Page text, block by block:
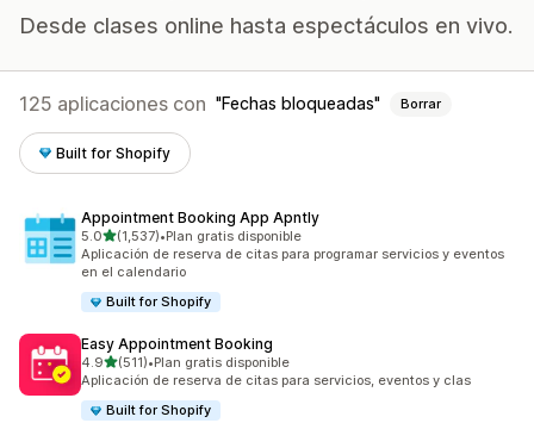
Desde clases online hasta espectáculos en vivo.
125 aplicaciones con Fechas bloqueadas Borrar
Built for Shopify
Appointment Booking App Apntly
5.0de 5 estrellas
(1,537)
1537 reseñas en total
•Plan gratis disponible
Aplicación de reserva de citas para programar servicios y eventos
en el calendario
Built for Shopify
Easy Appointment Booking
4.9de 5 estrellas
(511)
511 reseñas en total
•Plan gratis disponible
Aplicación de reserva de citas para servicios, eventos y clas
Built for Shopify